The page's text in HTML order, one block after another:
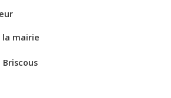
mairie
Briscous